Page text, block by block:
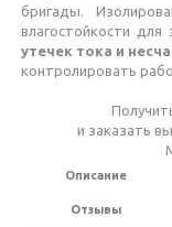
бригады.
влагостойкости для
утечек тока и
контролировать
и заказать
Описание
Отзывы